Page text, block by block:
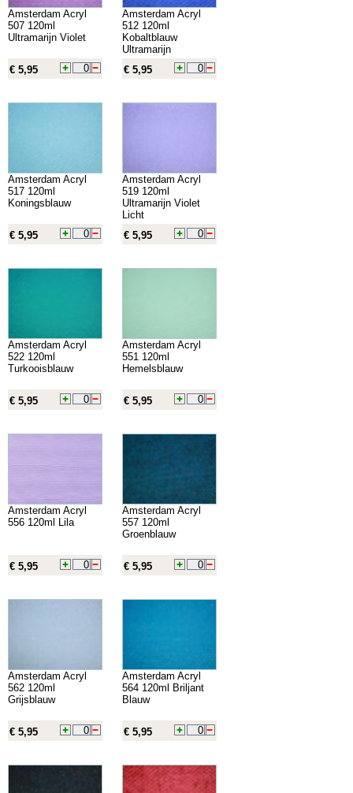
Amsterdam Acryl
507 120ml
Ultramarijn Violet
€ 5,95
Amsterdam Acryl
512 120ml
Kobaltblauw
Ultramarijn
€ 5,95
Amsterdam Acryl
517 120ml
Koningsblauw
€ 5,95
Amsterdam Acryl
519 120ml
Ultramarijn Violet
Licht
€ 5,95
Amsterdam Acryl
522 120ml
Turkooisblauw
€ 5,95
Amsterdam Acryl
551 120ml
Hemelsblauw
€ 5,95
Amsterdam Acryl
556 120ml Lila
€ 5,95
Amsterdam Acryl
557 120ml
Groenblauw
€ 5,95
Amsterdam Acryl
562 120ml
Grijsblauw
€ 5,95
Amsterdam Acryl
564 120ml Briljant
Blauw
€ 5,95